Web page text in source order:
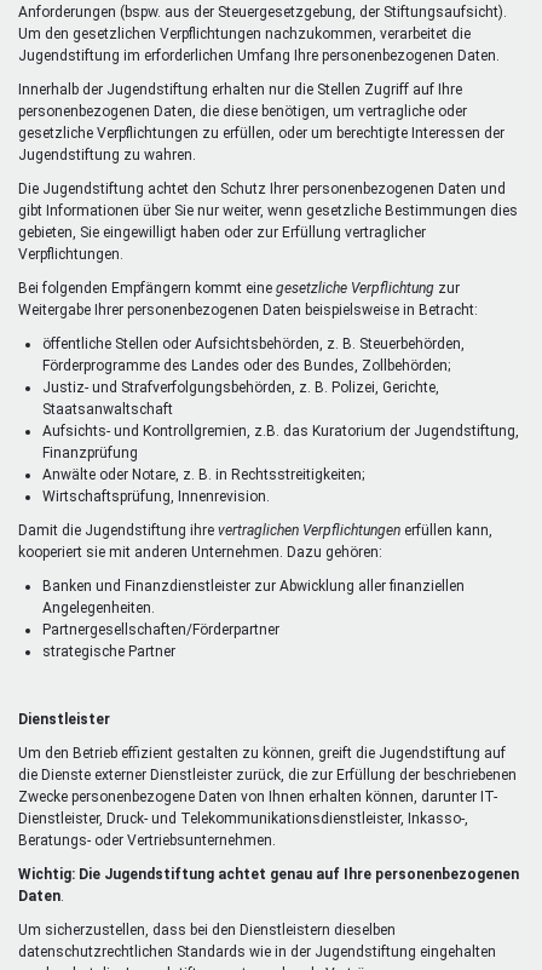
Anforderungen (bspw. aus der Steuergesetzgebung, der Stiftungsaufsicht).
Um den gesetzlichen Verpflichtungen nachzukommen, verarbeitet die
Jugendstiftung im erforderlichen Umfang Ihre personenbezogenen Daten.
Innerhalb der Jugendstiftung erhalten nur die Stellen Zugriff auf Ihre
personenbezogenen Daten, die diese benötigen, um vertragliche oder
gesetzliche Verpflichtungen zu erfüllen, oder um berechtigte Interessen der
Jugendstiftung zu wahren.
Die Jugendstiftung achtet den Schutz Ihrer personenbezogenen Daten und
gibt Informationen über Sie nur weiter, wenn gesetzliche Bestimmungen dies
gebieten, Sie eingewilligt haben oder zur Erfüllung vertraglicher
Verpflichtungen.
Bei folgenden Empfängern kommt eine gesetzliche Verpflichtung zur
Weitergabe Ihrer personenbezogenen Daten beispielsweise in Betracht:
öffentliche Stellen oder Aufsichtsbehörden, z. B. Steuerbehörden,
Förderprogramme des Landes oder des Bundes, Zollbehörden;
Justiz- und Strafverfolgungsbehörden, z. B. Polizei, Gerichte,
Staatsanwaltschaft
Aufsichts- und Kontrollgremien, z.B. das Kuratorium der Jugendstiftung,
Finanzprüfung
Anwälte oder Notare, z. B. in Rechtsstreitigkeiten;
Wirtschaftsprüfung, Innenrevision.
Damit die Jugendstiftung ihre vertraglichen Verpflichtungen erfüllen kann,
kooperiert sie mit anderen Unternehmen. Dazu gehören:
Banken und Finanzdienstleister zur Abwicklung aller finanziellen
Angelegenheiten.
Partnergesellschaften/Förderpartner
strategische Partner
Dienstleister
Um den Betrieb effizient gestalten zu können, greift die Jugendstiftung auf
die Dienste externer Dienstleister zurück, die zur Erfüllung der beschriebenen
Zwecke personenbezogene Daten von Ihnen erhalten können, darunter IT-
Dienstleister, Druck- und Telekommunikationsdienstleister, Inkasso-,
Beratungs- oder Vertriebsunternehmen.
Wichtig: Die Jugendstiftung achtet genau auf Ihre personenbezogenen
Daten
Um sicherzustellen, dass bei den Dienstleistern dieselben
datenschutzrechtlichen Standards wie in der Jugendstiftung eingehalten